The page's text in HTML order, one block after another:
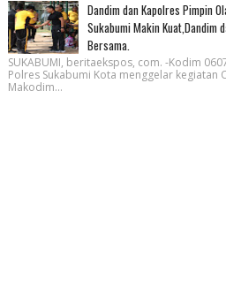
Dandim dan Kapolres Pimpin
Sukabumi Makin Kuat,Dandim
Bersama.
SUKABUMI, beritaekspos, com. -Kodim
Polres Sukabumi Kota menggelar kegiatan
Makodim...